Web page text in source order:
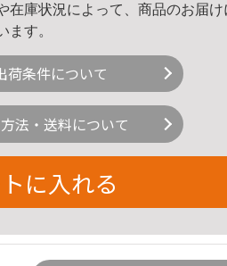
庫状況によって、商品のお届け
ます。
荷条件について
法・送料について
に入れる